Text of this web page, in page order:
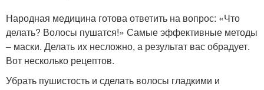
Народная медицина готова ответить на вопрос: «Что
делать? Волосы пушатся!» Самые эффективные методы
– маски. Делать их несложно, а результат вас обрадует.
Вот несколько рецептов.
Убрать пушистость и сделать волосы гладкими и